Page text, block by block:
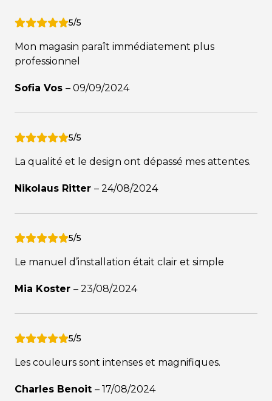
5/5
Mon magasin paraît immédiatement plus
professionnel
Sofia Vos – 09/09/2024
5/5
La qualité et le design ont dépassé mes attentes.
Nikolaus Ritter – 24/08/2024
5/5
Le manuel d’installation était clair et simple
Mia Koster – 23/08/2024
5/5
Les couleurs sont intenses et magnifiques.
Charles Benoit – 17/08/2024